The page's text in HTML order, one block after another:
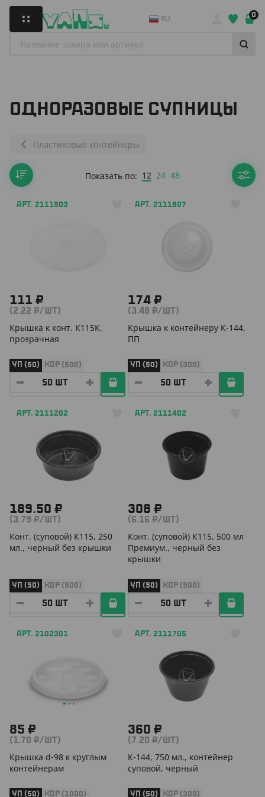
RU 0
ОДНОРАЗОВЫЕ СУПНИЦЫ
Пластиковые контейнеры
Показать по: 12 24 48
АРТ. 2111503
111 ₽
(2.22 ₽/ШТ)
Крышка к конт. К115К,
прозрачная
УП (50) КОР (500)
АРТ. 2111807
174 ₽
(3.48 ₽/ШТ)
Крышка к контейнеру К-144,
ПП
УП (50) КОР (300)
АРТ. 2111202
189.50 ₽
(3.79 ₽/ШТ)
Конт. (суповой) К115, 250
мл., черный без крышки
УП (50) КОР (500)
АРТ. 2111402
308 ₽
(6.16 ₽/ШТ)
Конт. (суповой) К115, 500 мл
Премиум., черный без
крышки
УП (50) КОР (500)
АРТ. 2102301
85 ₽
(1.70 ₽/ШТ)
Крышка d-98 к круглым
контейнерам
УП (50) КОР (1000)
АРТ. 2111705
360 ₽
(7.20 ₽/ШТ)
К-144, 750 мл., контейнер
суповой, черный
УП (50) КОР (300)